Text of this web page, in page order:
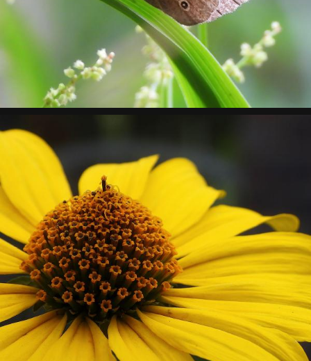
Makro, Sommer, Tiere